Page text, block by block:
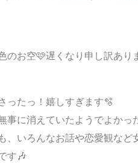
のお空🩷遅くなり申し訳あり
ったっ！嬉しすぎます🫧
事に消えていたようでよかっ
、いろんなお話や恋愛観など
す🎶